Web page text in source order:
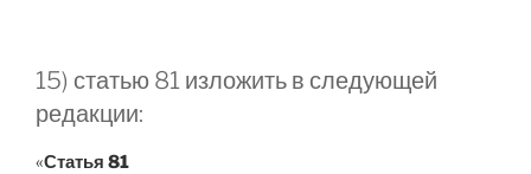
15) статью 81 изложить в следующей
редакции:
«Статья 81